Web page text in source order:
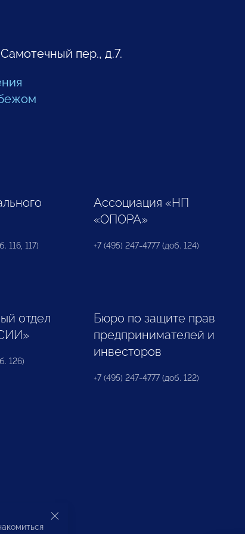
пер., д.7.
116, 117)
Ассоциация «НП
«ОПОРА»
+7 (495) 247-4777 (доб. 124)
отдел
126)
Бюро по защите прав
предпринимателей и
инвесторов
+7 (495) 247-4777 (доб. 122)